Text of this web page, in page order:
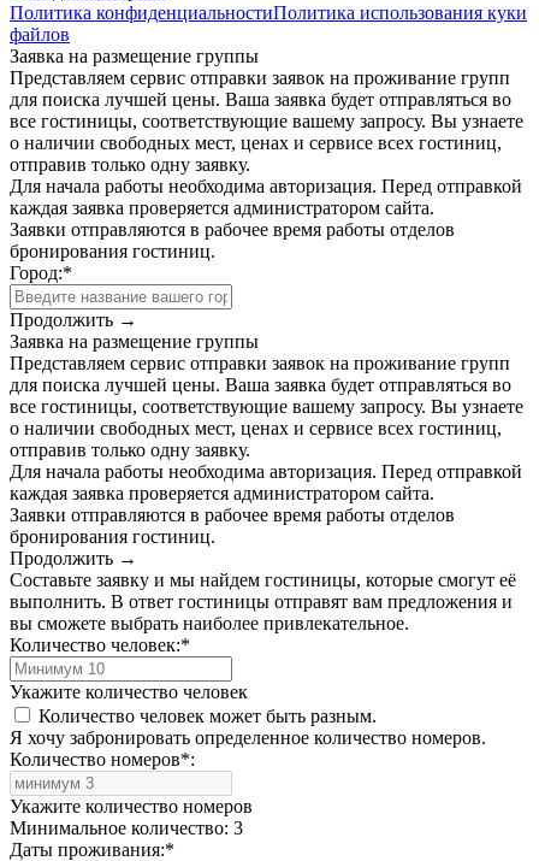
Политика конфиденциальностиПолитика использования куки
файлов
Заявка на размещение группы
Представляем сервис отправки заявок на проживание групп
для поиска лучшей цены. Ваша заявка будет отправляться во
все гостиницы, соответствующие вашему запросу. Вы узнаете
о наличии свободных мест, ценах и сервисе всех гостиниц,
отправив только одну заявку.
Для начала работы необходима авторизация. Перед отправкой
каждая заявка проверяется администратором сайта.
Заявки отправляются в рабочее время работы отделов
бронирования гостиниц.
Город:*
Продолжить →
Заявка на размещение группы
Представляем сервис отправки заявок на проживание групп
для поиска лучшей цены. Ваша заявка будет отправляться во
все гостиницы, соответствующие вашему запросу. Вы узнаете
о наличии свободных мест, ценах и сервисе всех гостиниц,
отправив только одну заявку.
Для начала работы необходима авторизация. Перед отправкой
каждая заявка проверяется администратором сайта.
Заявки отправляются в рабочее время работы отделов
бронирования гостиниц.
Продолжить →
Составьте заявку и мы найдем гостиницы, которые смогут её
выполнить. В ответ гостиницы отправят вам предложения и
вы сможете выбрать наиболее привлекательное.
Количество человек:*
Укажите количество человек
Количество человек может быть разным.
Я хочу забронировать определенное количество номеров.
Количество номеров*:
Укажите количество номеров
Минимальное количество: 3
Даты проживания:*